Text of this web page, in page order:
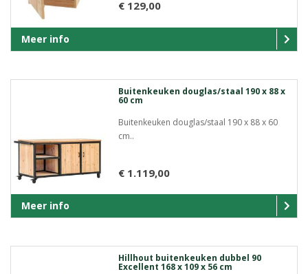
€ 129,00
Meer info
Buitenkeuken douglas/staal 190 x 88 x
60 cm
Buitenkeuken douglas/staal 190 x 88 x 60
cm..
€ 1.119,00
Meer info
Hillhout buitenkeuken dubbel 90
Excellent 168 x 109 x 56 cm